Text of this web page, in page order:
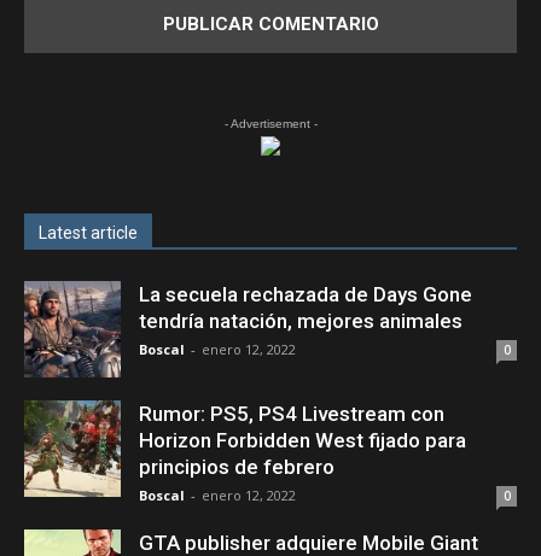
- Advertisement -
Latest article
La secuela rechazada de Days Gone
tendría natación, mejores animales
Boscal - enero 12, 2022 0
Rumor: PS5, PS4 Livestream con
Horizon Forbidden West fijado para
principios de febrero
Boscal - enero 12, 2022 0
GTA publisher adquiere Mobile Giant